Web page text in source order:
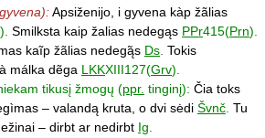
Apsiženijo, i gyvena kàp žãlias
). Smilksta kaip žalias nedegąs PPr415(Prn).
kaĩp žãlias nedegą̃s Ds. Tokis
málka dẽga LKKXIII127(Grv).
tikusį žmogų (ppr. tinginį): Čia toks
– valandą kruta, o dvi sėdi Švnč. Tu
– dirbt ar nedirbt Ig.